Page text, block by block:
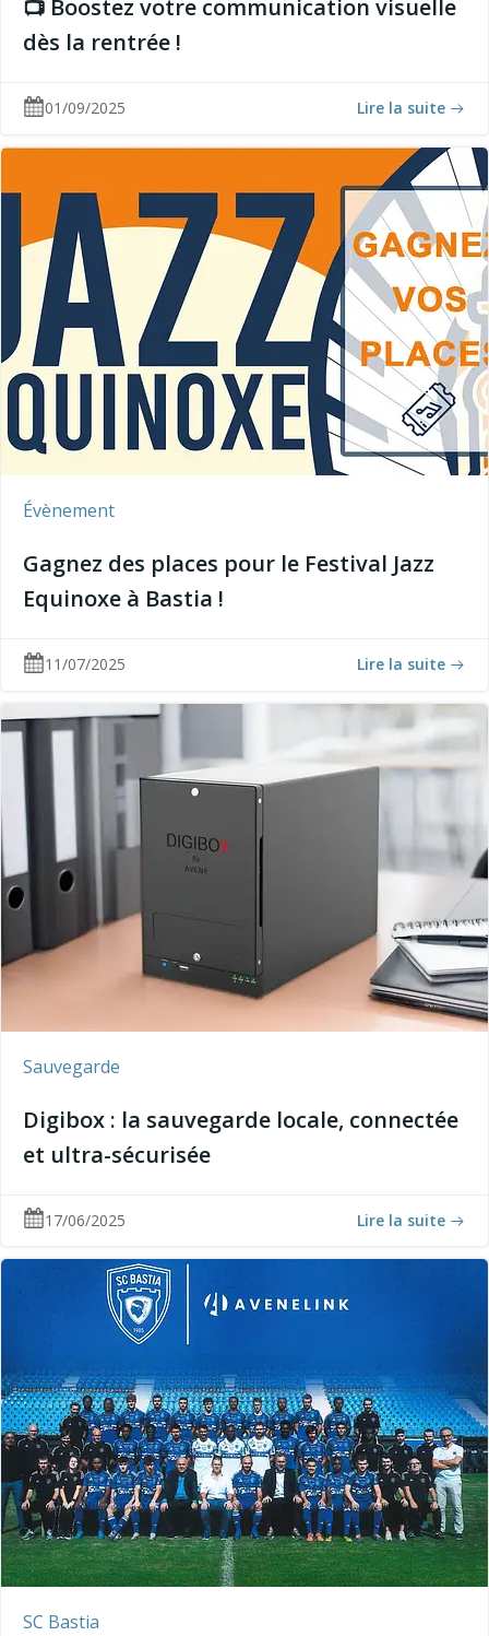
📺 Boostez votre communication visuelle
dès la rentrée !
01/09/2025 Lire la suite
Évènement
Gagnez des places pour le Festival Jazz
Equinoxe à Bastia !
11/07/2025 Lire la suite
Sauvegarde
Digibox : la sauvegarde locale, connectée
et ultra-sécurisée
17/06/2025 Lire la suite
SC Bastia